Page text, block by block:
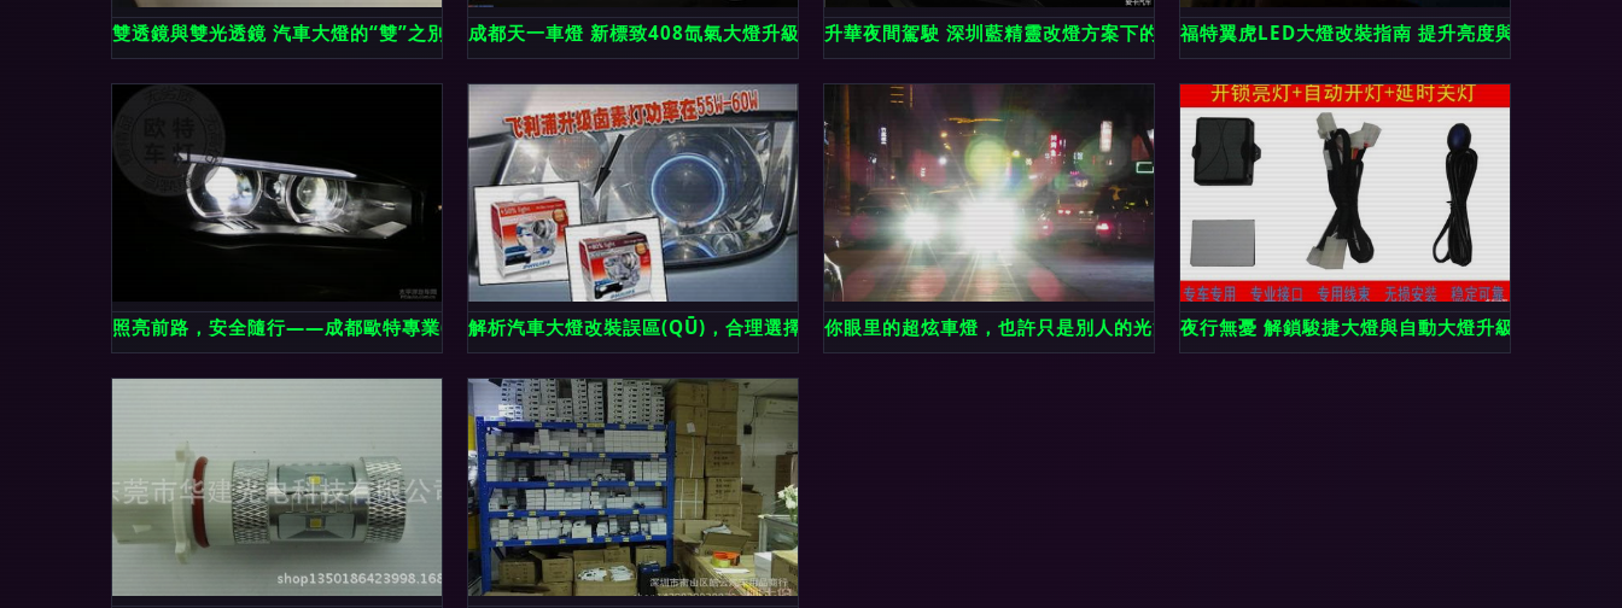
雙透鏡與雙光透鏡 汽車大燈的“雙”之別，別再混淆了！成都天一車燈 新標致408氙氣大燈升級，價格透明，照亮夜間行車安全升華夜間駕駛 深圳藍精靈改燈方案下的福特金牛座氙氣大燈改裝實錄
福特翼虎LED大燈改裝指南 提升亮度與安全的雙重
照亮前路，安全隨行——成都歐特專業(YÈ)升級寶馬X5大燈解析汽車大燈改裝誤區(QŪ)，合理選擇配套產(CHǍN)品方能致遠你眼里的超炫車燈，也許只是別人的光污染——大燈使用需要規(GUĪ)范
夜行無憂 解鎖駿捷大燈與自動大燈升級全攻略